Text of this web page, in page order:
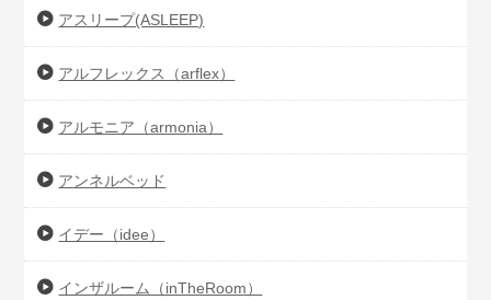
アスリープ(ASLEEP)
アルフレックス（arflex）
アルモニア（armonia）
アンネルベッド
イデー（idee）
インザルーム（inTheRoom）